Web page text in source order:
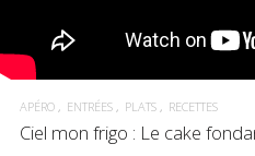
APÉRO ENTRÉES PLATS RECETTES
Ciel mon frigo : Le cake